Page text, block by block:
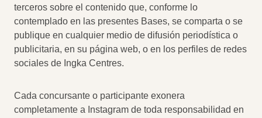
terceros sobre el contenido que, conforme lo
contemplado en las presentes Bases, se comparta o se
publique en cualquier medio de difusión periodística o
publicitaria, en su página web, o en los perfiles de redes
sociales de Ingka Centres.
Cada concursante o participante exonera
completamente a Instagram de toda responsabilidad en